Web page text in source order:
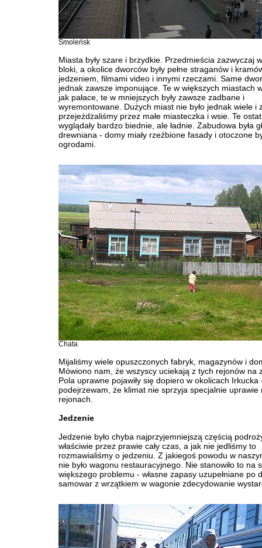
Smoleńsk
Miasta były szare i brzydkie. Przedmieścia zazwyczaj
bloki, a okolice dworców były pełne straganów i
jedzeniem, filmami video i innymi rzeczami. Same
jednak zawsze imponujące. Te w większych miastach
jak pałace, te w mniejszych były zawsze zadbane i
wyremontowane. Dużych miast nie było jednak wiele i
przejeżdżaliśmy przez małe miasteczka i wsie. Te
wyglądały bardzo biednie, ale ładnie. Zabudowa była
drewniana - domy miały rzeźbione fasady i otoczone
ogrodami.
Chata
Mijaliśmy wiele opuszczonych fabryk, magazynów i
Mówiono nam, że wszyscy uciekają z tych rejonów na
Pola uprawne pojawiły się dopiero w okolicach Irkucka
podejrzewam, że klimat nie sprzyja specjalnie uprawie
rejonach.
Jedzenie
Jedzenie było chyba najprzyjemniejszą częścią
właściwie przez prawie cały czas, a jak nie jedliśmy to
rozmawialiśmy o jedzeniu. Z jakiegoś powodu w
nie było wagonu restauracyjnego. Nie stanowiło to na
większego problemu - własne zapasy uzupełniane po
samowar z wrzątkiem w wagonie zdecydowanie